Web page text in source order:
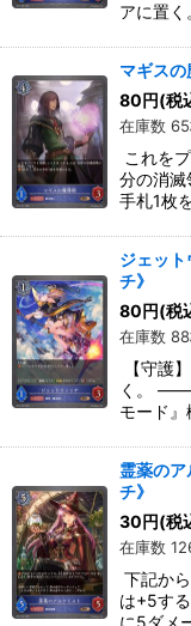
アに置く
マギス
80円(税
在庫数
これを
分の消滅
手札1枚
ジェッ
チ》
80円(税
在庫数
【守護
く。
モード』
霊薬の
チ》
30円(税
在庫数
下記か
は+5す
に5ダメ